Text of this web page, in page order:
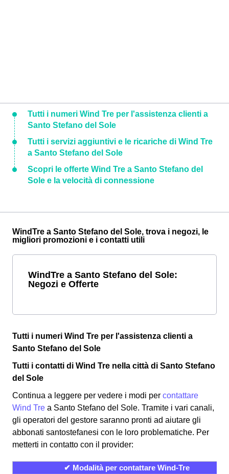
Tutti i numeri Wind Tre per l'assistenza clienti a
Santo Stefano del Sole
Tutti i servizi aggiuntivi e le ricariche di Wind Tre
a Santo Stefano del Sole
Scopri le offerte Wind Tre a Santo Stefano del
Sole e la velocità di connessione
WindTre a Santo Stefano del Sole, trova i negozi, le
migliori promozioni e i contatti utili
WindTre a Santo Stefano del Sole:
Negozi e Offerte
Tutti i numeri Wind Tre per l'assistenza clienti a
Santo Stefano del Sole
Tutti i contatti di Wind Tre nella città di Santo Stefano
del Sole
Continua a leggere per vedere i modi per contattare
Wind Tre a Santo Stefano del Sole. Tramite i vari canali,
gli operatori del gestore saranno pronti ad aiutare gli
abbonati santostefanesi con le loro problematiche. Per
metterti in contatto con il provider:
✔ Modalità per contattare Wind-Tre